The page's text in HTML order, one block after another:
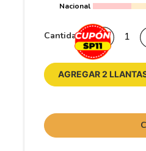
Nacional
Cantidad －
AGREGAR 2